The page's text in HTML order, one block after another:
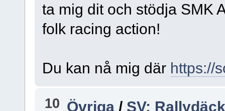
ta mig dit och stödja SMK
folk racing action!
Du kan nå mig där https://
10 Övriga / SV: